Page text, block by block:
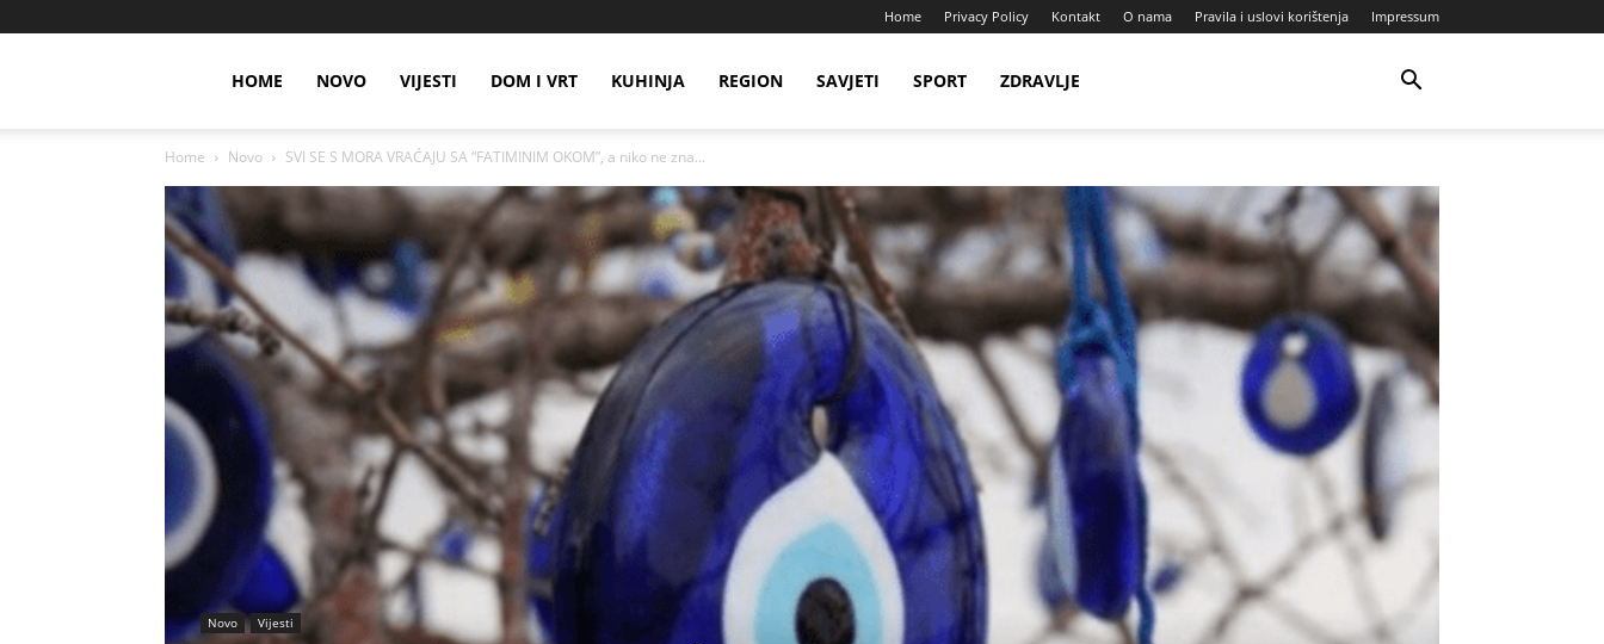
Home Privacy Policy Kontakt O nama Pravila i uslovi korištenja Impressum
HOME NOVO VIJESTI DOM I VRT KUHINJA REGION SAVJETI SPORT ZDRAVLJE
Home Novo SVI SE S MORA VRAĆAJU SA “FATIMINIM OKOM”, a niko ne zna...
Novo Vijesti